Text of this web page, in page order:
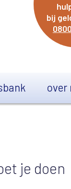
bij
over
je doen